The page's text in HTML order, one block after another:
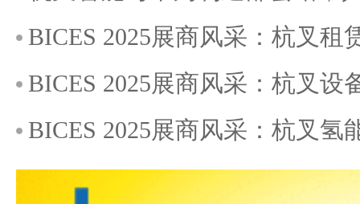
BICES 2025展商风采：杭叉
BICES 2025展商风采：杭叉
BICES 2025展商风采：杭叉氢